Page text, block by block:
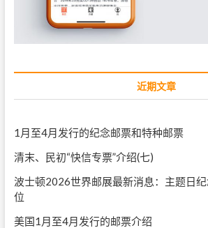
近期文章
1月至4月发行的纪念邮票和特种邮票
清末、民初“快信专票”介绍(七)
波士顿2026世界邮展最新消息：主题日
位
美国1月至4月发行的邮票介绍